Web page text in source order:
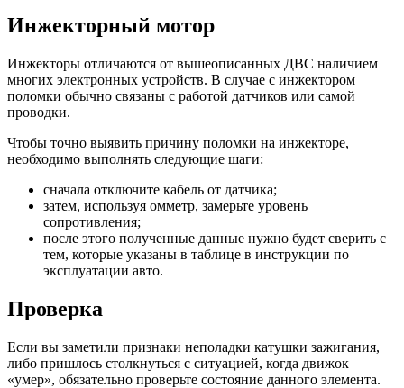
Инжекторный мотор
Инжекторы отличаются от вышеописанных ДВС наличием
многих электронных устройств. В случае с инжектором
поломки обычно связаны с работой датчиков или самой
проводки.
Чтобы точно выявить причину поломки на инжекторе,
необходимо выполнять следующие шаги:
сначала отключите кабель от датчика;
затем, используя омметр, замерьте уровень
сопротивления;
после этого полученные данные нужно будет сверить с
тем, которые указаны в таблице в инструкции по
эксплуатации авто.
Проверка
Если вы заметили признаки неполадки катушки зажигания,
либо пришлось столкнуться с ситуацией, когда движок
«умер», обязательно проверьте состояние данного элемента.